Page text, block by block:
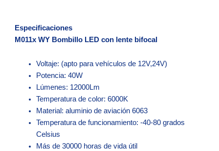
Especificaciones
M011x WY Bombillo LED con lente bifocal
Voltaje: (apto para vehículos de 12V,24V)
Potencia: 40W
Lúmenes: 12000Lm
Temperatura de color: 6000K
Material: aluminio de aviación 6063
Temperatura de funcionamiento: -40-80 grados
Celsius
Más de 30000 horas de vida útil